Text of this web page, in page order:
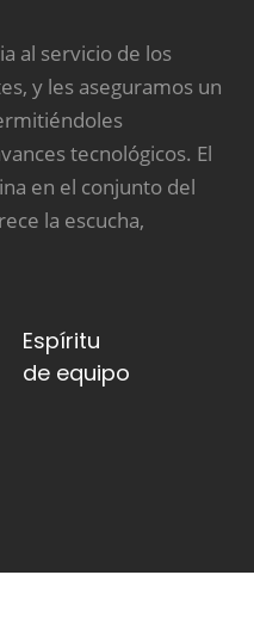
al servicio de los
y les aseguramos un
tecnológicos. El
en el conjunto del
la escucha,
Espíritu
de equipo